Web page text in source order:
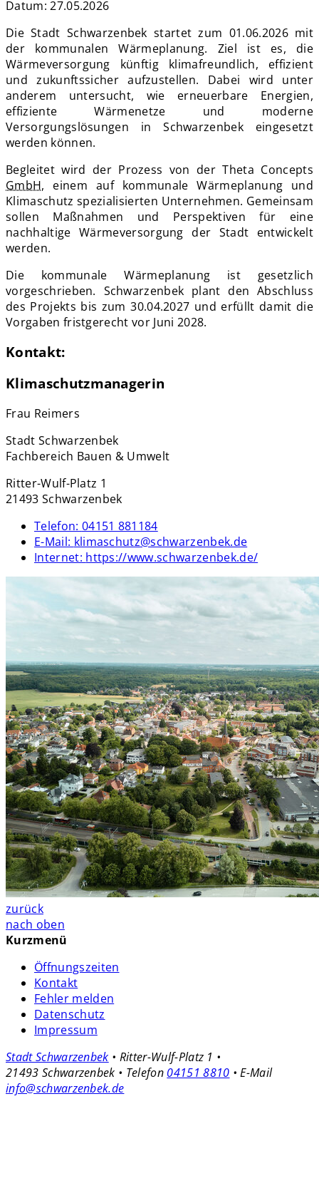
Datum:27.05.2026
Die Stadt Schwarzenbek startet zum 01.06.2026 mit
der kommunalen Wärmeplanung. Ziel ist es, die
Wärmeversorgung künftig klimafreundlich, effizient
und zukunftssicher aufzustellen. Dabei wird unter
anderem untersucht, wie erneuerbare Energien,
effiziente Wärmenetze und moderne
Versorgungslösungen in Schwarzenbek eingesetzt
werden können.
Begleitet wird der Prozess von der Theta Concepts
GmbH, einem auf kommunale Wärmeplanung und
Klimaschutz spezialisierten Unternehmen. Gemeinsam
sollen Maßnahmen und Perspektiven für eine
nachhaltige Wärmeversorgung der Stadt entwickelt
werden.
Die kommunale Wärmeplanung ist gesetzlich
vorgeschrieben. Schwarzenbek plant den Abschluss
des Projekts bis zum 30.04.2027 und erfüllt damit die
Vorgaben fristgerecht vor Juni 2028.
Kontakt:
Klimaschutzmanagerin
Frau Reimers
Stadt Schwarzenbek
Fachbereich Bauen & Umwelt
Ritter-Wulf-Platz 1
21493 Schwarzenbek
Telefon: 04151 881184
E-Mail: klimaschutz@schwarzenbek.de
Internet: https://www.schwarzenbek.de/
zurück
nach oben
Kurzmenü
Öffnungszeiten
Kontakt
Fehler melden
Datenschutz
Impressum
Stadt Schwarzenbek • Ritter-Wulf-Platz 1 •
21493 Schwarzenbek • Telefon 04151 8810 • E-Mail
info@schwarzenbek.de